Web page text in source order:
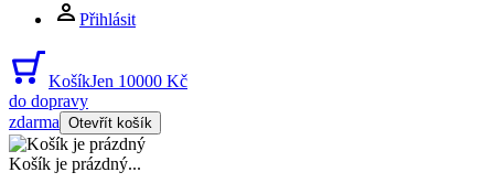
Přihlásit
KošíkJen 10000 Kč
do dopravy
zdarma Otevřít košík
Košík je prázdný...